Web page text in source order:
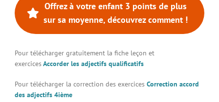
Offrez à votre enfant 3 points de plus
sur sa moyenne, découvrez comment !
Pour télécharger gratuitement la fiche leçon et
exercicesAccorder les adjectifs qualificatifs
Pour télécharger la correction des exercices Correction accord
des adjectifs 4ième